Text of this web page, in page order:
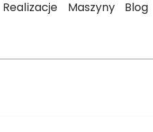
Realizacje Maszyny Blog